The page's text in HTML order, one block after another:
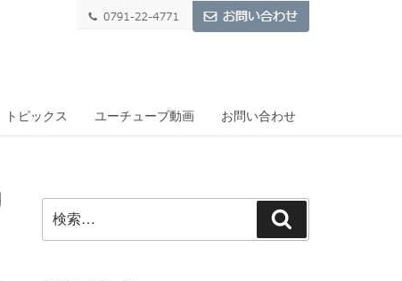
トピックス ユーチューブ動画 お問い合わせ
索:
索